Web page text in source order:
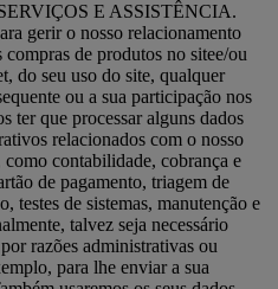
E ASSISTÊNCIA.
gerir o nosso relacionamento
de produtos no sitee/ou
do seu uso do site, qualquer
ou a sua participação nos
ter que processar alguns dados
relacionados com o nosso
contabilidade, cobrança e
de pagamento, triagem de
testes de sistemas, manutenção e
talvez seja necessário
razões administrativas ou
para lhe enviar a sua